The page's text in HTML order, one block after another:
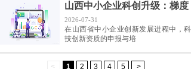
山西中小企业科创升级：梯度
2026-07-31
在山西省中小企业创新发展进程中，科
技创新资质的申报与培
< 1 2 3 4 5 >